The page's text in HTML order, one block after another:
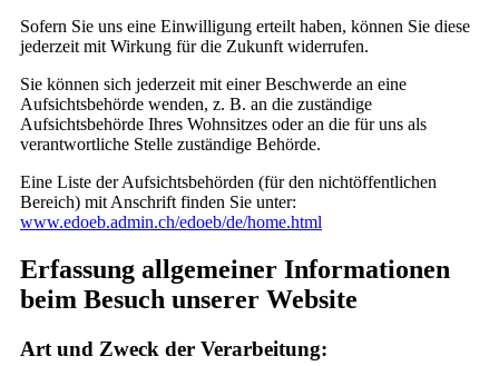
Sofern Sie uns eine Einwilligung erteilt haben, können Sie diese
jederzeit mit Wirkung für die Zukunft widerrufen.
Sie können sich jederzeit mit einer Beschwerde an eine
Aufsichtsbehörde wenden, z. B. an die zuständige
Aufsichtsbehörde Ihres Wohnsitzes oder an die für uns als
verantwortliche Stelle zuständige Behörde.
Eine Liste der Aufsichtsbehörden (für den nichtöffentlichen
Bereich) mit Anschrift finden Sie unter:
www.edoeb.admin.ch/edoeb/de/home.html
Erfassung allgemeiner Informationen
beim Besuch unserer Website
Art und Zweck der Verarbeitung: